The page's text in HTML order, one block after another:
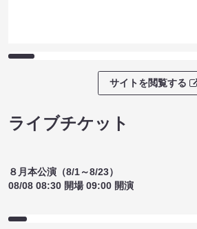
（8/8 17:30）
ライブチケット